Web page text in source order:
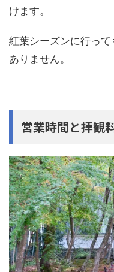
けます。
紅葉シーズンに行っ
ありません。
営業時間と拝観